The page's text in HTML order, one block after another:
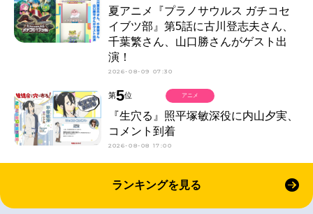
夏アニメ『プラノサウルス ガチコセ
イブツ部』第5話に古川登志夫さん、
千葉繁さん、山口勝さんがゲスト出
演！
2026-08-09 07:30
第5位
『生穴る』照平塚敏深役に内山夕実、
コメント到着
2026-08-08 17:00
アニメ
ランキングを見る